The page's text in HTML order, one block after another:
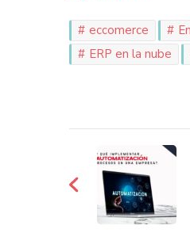
eccomerce
ERP en la nube
de
entradas